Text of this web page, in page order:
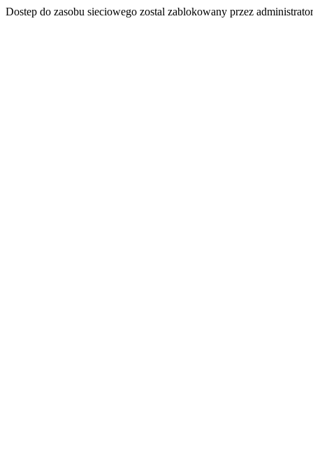
Dostep do zasobu sieciowego zostal zablokowany przez